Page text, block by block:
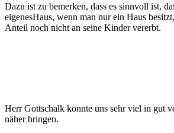
Dazu ist zu bemerken, dass es sinnvoll ist,
eigenesHaus, wenn man nur ein Haus
Anteil noch nicht an seine Kinder vererbt.
Herr Gottschalk konnte uns sehr viel in gut
näher bringen.